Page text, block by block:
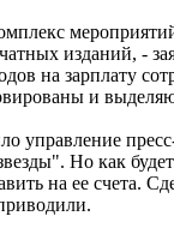
изданий, -
на зарплату
и
управление
Но как
на ее счета.